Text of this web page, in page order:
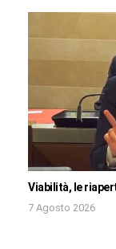
Viabilità, le
7 Agosto 2026